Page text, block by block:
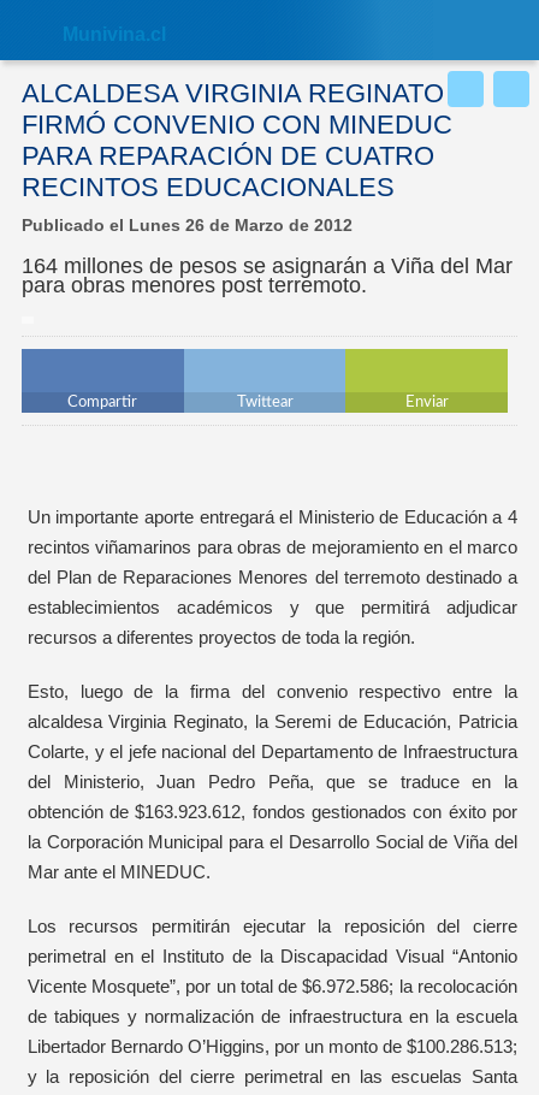
web
incluye
sistema
accesibilidad.
Munivina.cl
ALCALDESA VIRGINIA REGINATO
FIRMÓ CONVENIO CON MINEDUC
PARA REPARACIÓN DE CUATRO
RECINTOS EDUCACIONALES
Publicado el Lunes 26 de Marzo de 2012
164 millones de pesos se asignarán a Viña del Mar
para obras menores post terremoto.
Compartir Twittear Enviar
Un importante aporte entregará el Ministerio de Educación a 4
recintos viñamarinos para obras de mejoramiento en el marco
del Plan de Reparaciones Menores del terremoto destinado a
establecimientos académicos y que permitirá adjudicar
recursos a diferentes proyectos de toda la región.
Esto, luego de la firma del convenio respectivo entre la
alcaldesa Virginia Reginato, la Seremi de Educación, Patricia
Colarte, y el jefe nacional del Departamento de Infraestructura
del Ministerio, Juan Pedro Peña, que se traduce en la
obtención de $163.923.612, fondos gestionados con éxito por
la Corporación Municipal para el Desarrollo Social de Viña del
Mar ante el MINEDUC.
Los recursos permitirán ejecutar la reposición del cierre
perimetral en el Instituto de la Discapacidad Visual “Antonio
Vicente Mosquete”, por un total de $6.972.586; la recolocación
de tabiques y normalización de infraestructura en la escuela
Libertador Bernardo O’Higgins, por un monto de $100.286.513;
y la reposición del cierre perimetral en las escuelas Santa